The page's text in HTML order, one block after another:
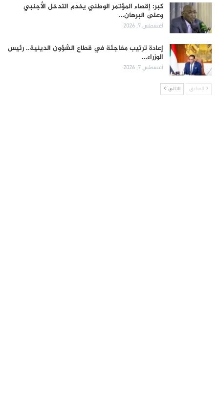
كبر: إقصاء المؤتمر الوطني يخدم التدخل الأجنبي
وعلى البرهان…
أغسطس 7, 2026
إعادة ترتيب مفاجئة في قطاع الشؤون الدينية.. رئيس
الوزراء…
أغسطس 7, 2026
السابق التالي